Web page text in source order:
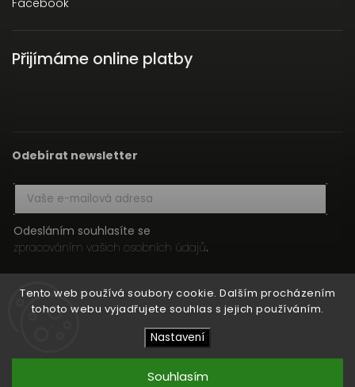
Tento web používá soubory cookie. Dalším procházením
tohoto webu vyjadřujete souhlas s jejich používáním.
Nastavení
Souhlasím
Facebook
Přijímáme online platby
Odebírat newsletter
Odesláním souhlasíte se
zpracováním vašich osobních údajů.
HIFI MEDIA. Všechna práva vyhrazena.
Upravit nastavení cookies